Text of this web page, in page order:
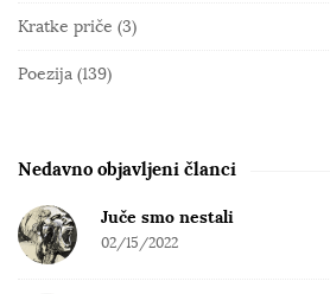
e
S
e
a
r
Kratke priče (3)
Poezija (139)
Nedavno objavljeni članci
Juče smo nestali
02/15/2022